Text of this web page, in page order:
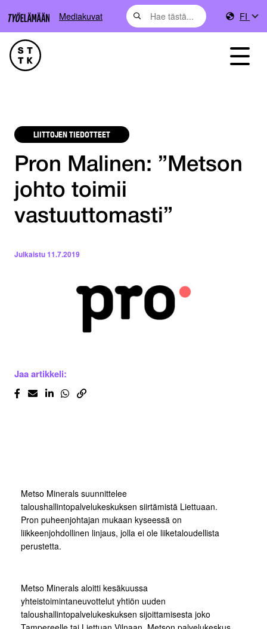
Mediakuvat FI
LIITTOJEN TIEDOTTEET
Pron Malinen: ”Metson
johto toimii
vastuuttomasti”
Julkaistu11.7.2019
Jaa artikkeli:
Metso Minerals suunnittelee
taloushallintopalvelukeskuksen siirtämistä Liettuaan.
Pron puheenjohtajan mukaan kyseessä on
liikkeenjohdollinen linjaus, jolla ei ole liiketaloudellista
perustetta.
Metso Minerals aloitti kesäkuussa
yhteistoimintaneuvottelut yhtiön uuden
taloushallintopalvelukeskuksen sijoittamisesta joko